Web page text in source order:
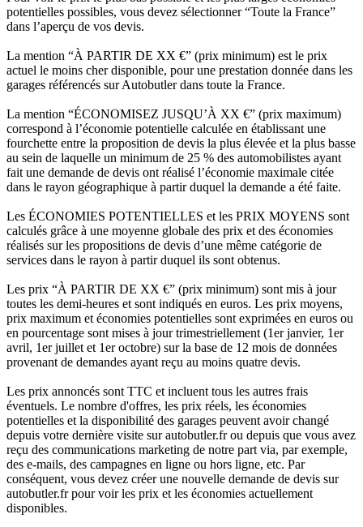
potentielles possibles, vous devez sélectionner “Toute la France”
dans l’aperçu de vos devis.
La mention “À PARTIR DE XX €” (prix minimum) est le prix
actuel le moins cher disponible, pour une prestation donnée dans les
garages référencés sur Autobutler dans toute la France.
La mention “ÉCONOMISEZ JUSQU’À XX €” (prix maximum)
correspond à l’économie potentielle calculée en établissant une
fourchette entre la proposition de devis la plus élevée et la plus basse
au sein de laquelle un minimum de 25 % des automobilistes ayant
fait une demande de devis ont réalisé l’économie maximale citée
dans le rayon géographique à partir duquel la demande a été faite.
Les ÉCONOMIES POTENTIELLES et les PRIX MOYENS sont
calculés grâce à une moyenne globale des prix et des économies
réalisés sur les propositions de devis d’une même catégorie de
services dans le rayon à partir duquel ils sont obtenus.
Les prix “À PARTIR DE XX €” (prix minimum) sont mis à jour
toutes les demi-heures et sont indiqués en euros. Les prix moyens,
prix maximum et économies potentielles sont exprimées en euros ou
en pourcentage sont mises à jour trimestriellement (1er janvier, 1er
avril, 1er juillet et 1er octobre) sur la base de 12 mois de données
provenant de demandes ayant reçu au moins quatre devis.
Les prix annoncés sont TTC et incluent tous les autres frais
éventuels. Le nombre d'offres, les prix réels, les économies
potentielles et la disponibilité des garages peuvent avoir changé
depuis votre dernière visite sur autobutler.fr ou depuis que vous avez
reçu des communications marketing de notre part via, par exemple,
des e-mails, des campagnes en ligne ou hors ligne, etc. Par
conséquent, vous devez créer une nouvelle demande de devis sur
autobutler.fr pour voir les prix et les économies actuellement
disponibles.